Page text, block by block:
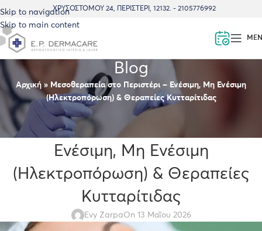
Skip to navigation
Skip to main content
ΧΡΥΣΟΣΤΌΜΟΥ 24, ΠΕΡΙΣΤΈΡΙ, 12132. - 2105776992
Blog
Αρχική » Μεσοθεραπεία στο Περιστέρι – Ενέσιμη, Μη Ενέσιμη
(Ηλεκτροπόρωση) & Θεραπείες Κυτταρίτιδας
Μεσοθεραπεία στο Περιστέρι –
Ενέσιμη, Μη Ενέσιμη
(Ηλεκτροπόρωση) & Θεραπείες
Κυτταρίτιδας
Evy ZarpaOn 13 Μαΐου 2026